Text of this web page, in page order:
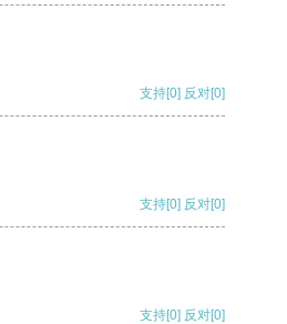
支持[0] 反对[0]
支持[0] 反对[0]
支持[0] 反对[0]